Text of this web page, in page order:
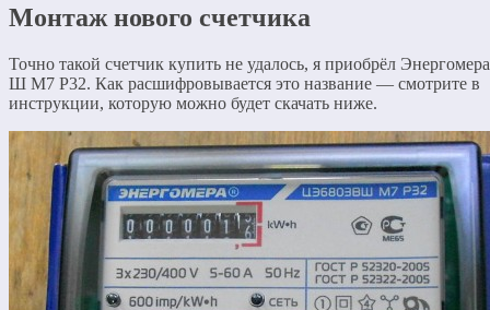
Монтаж нового счетчика
Точно такой счетчик купить не удалось, я приобрёл
Ш М7 Р32. Как расшифровывается это название — смотрите в
инструкции, которую можно будет скачать ниже.